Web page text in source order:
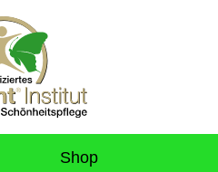
Shop